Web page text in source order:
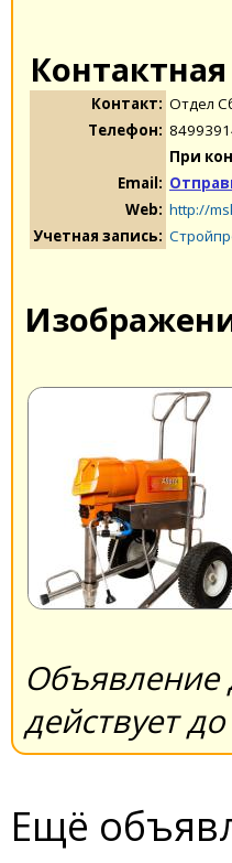
Контакт: Отдел
Телефон:
При
Email:
Web: http://
Учетная запись:
Объявление
действует
Ещё